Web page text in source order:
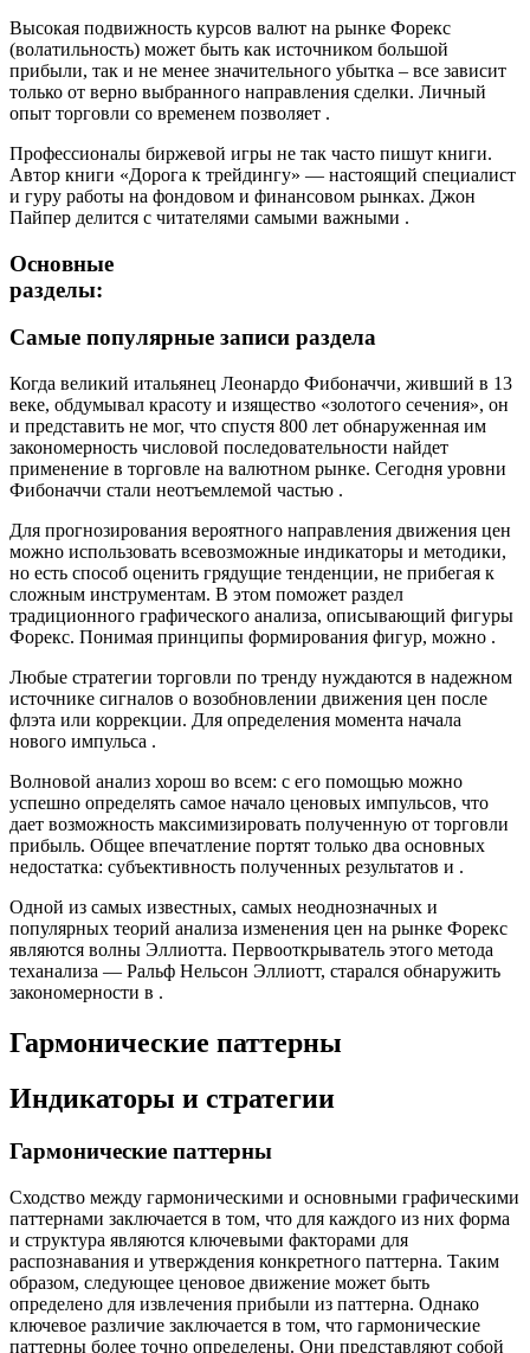
Высокая подвижность курсов валют на рынке Форекс
(волатильность) может быть как источником большой
прибыли, так и не менее значительного убытка – все зависит
только от верно выбранного направления сделки. Личный
опыт торговли со временем позволяет .
Профессионалы биржевой игры не так часто пишут книги.
Автор книги «Дорога к трейдингу» — настоящий специалист
и гуру работы на фондовом и финансовом рынках. Джон
Пайпер делится с читателями самыми важными .
Основные
разделы:
Самые популярные записи раздела
Когда великий итальянец Леонардо Фибоначчи, живший в 13
веке, обдумывал красоту и изящество «золотого сечения», он
и представить не мог, что спустя 800 лет обнаруженная им
закономерность числовой последовательности найдет
применение в торговле на валютном рынке. Сегодня уровни
Фибоначчи стали неотъемлемой частью .
Для прогнозирования вероятного направления движения цен
можно использовать всевозможные индикаторы и методики,
но есть способ оценить грядущие тенденции, не прибегая к
сложным инструментам. В этом поможет раздел
традиционного графического анализа, описывающий фигуры
Форекс. Понимая принципы формирования фигур, можно .
Любые стратегии торговли по тренду нуждаются в надежном
источнике сигналов о возобновлении движения цен после
флэта или коррекции. Для определения момента начала
нового импульса .
Волновой анализ хорош во всем: с его помощью можно
успешно определять самое начало ценовых импульсов, что
дает возможность максимизировать полученную от торговли
прибыль. Общее впечатление портят только два основных
недостатка: субъективность полученных результатов и .
Одной из самых известных, самых неоднозначных и
популярных теорий анализа изменения цен на рынке Форекс
являются волны Эллиотта. Первооткрыватель этого метода
теханализа — Ральф Нельсон Эллиотт, старался обнаружить
закономерности в .
Гармонические паттерны
Индикаторы и стратегии
Гармонические паттерны
Сходство между гармоническими и основными графическими
паттернами заключается в том, что для каждого из них форма
и структура являются ключевыми факторами для
распознавания и утверждения конкретного паттерна. Таким
образом, следующее ценовое движение может быть
определено для извлечения прибыли из паттерна. Однако
ключевое различие заключается в том, что гармонические
паттерны более точно определены. Они представляют собой